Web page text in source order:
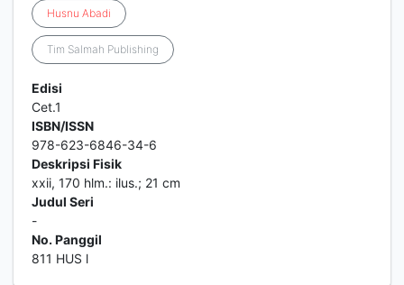
Husnu Abadi
Tim Salmah Publishing
Edisi
Cet.1
ISBN/ISSN
978-623-6846-34-6
Deskripsi Fisik
xxii, 170 hlm.: ilus.; 21 cm
Judul Seri
-
No. Panggil
811 HUS l